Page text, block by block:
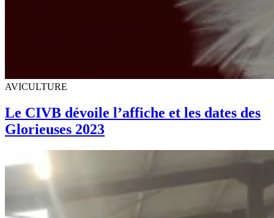
AVICULTURE
Le CIVB dévoile l’affiche et les dates des
Glorieuses 2023